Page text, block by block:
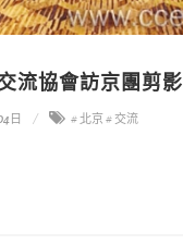
流協會訪京團剪影
日 # 北京# 交流